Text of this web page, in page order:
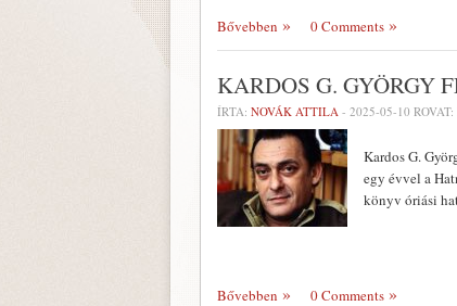
Bővebben 0 Comments
KARDOS G. GYÖRGY
ÍRTA: NOVÁK ATTILA - 2025-05-10 ROVAT:
Kardos G.
egy évvel a
könyv óriási
Bővebben 0 Comments